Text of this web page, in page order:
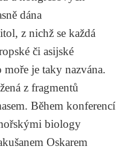
dána
z nichž se každá
či asijské
je taky nazvána.
z fragmentů
Během konferencí
biology
Oskarem